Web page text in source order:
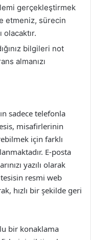
gerçekleştirmek
etmeniz, sürecin
olacaktır.
bilgileri not
almanızı
sadece telefonla
misafirlerinin
için farklı
E-posta
yazılı olarak
resmi web
hızlı bir şekilde geri
bir konaklama